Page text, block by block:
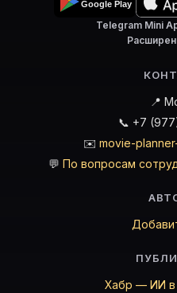
Telegram Mini
📍
📞 +7
✉️ movie-
💬 По вопросам
Хабр — ИИ в